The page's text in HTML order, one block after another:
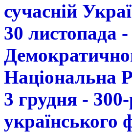
сучасній
30 листопада
Національна
3 грудня -
українського